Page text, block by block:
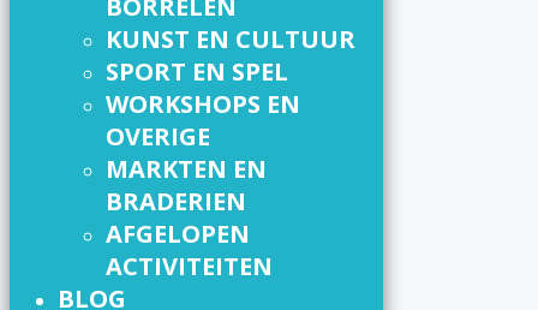
BORRELEN
KUNST EN CULTUUR
SPORT EN SPEL
WORKSHOPS EN
OVERIGE
MARKTEN EN
BRADERIEN
AFGELOPEN
ACTIVITEITEN
BLOG